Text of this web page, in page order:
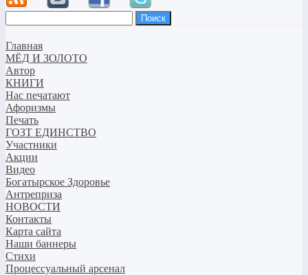
Главная
МЁД И ЗОЛОТО
Автор
КНИГИ
Нас печатают
Афоризмы
Печать
ГОЗТ ЕДИНСТВО
Участники
Акции
Видео
Богатырское Здоровье
Антреприза
НОВОСТИ
Контакты
Карта сайта
Наши баннеры
Стихи
Процессуальный арсенал